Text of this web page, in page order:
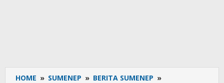
HOME » SUMENEP » BERITA SUMENEP »